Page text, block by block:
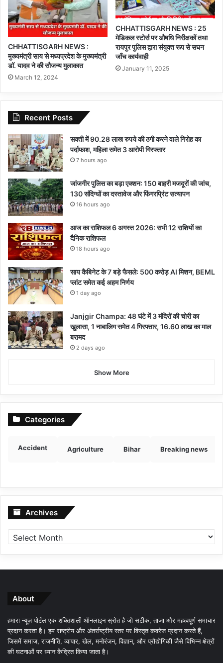
CHHATTISGARH NEWS :
मुख्यमंत्री साय से मध्यप्रदेश के मुख्यमंत्री
डॉ. यादव ने की सौजन्य मुलाकात
March 12, 2024
CHHATTISGARH NEWS : 25
मेडिकल स्टोर्स पर औषधि निरीक्षकों तथा
रायपुर पुलिस द्वारा संयुक्त रूप से सघन
जाँच कार्यवाही
January 11, 2025
Recent Posts
सक्ती में 90.28 लाख रुपये की ठगी करने वाले गिरोह का
पर्दाफाश, महिला समेत 3 आरोपी गिरफ्तार
7 hours ago
जांजगीर पुलिस का बड़ा एक्शन: 150 बाहरी मजदूरों की जांच,
130 संदिग्धों का दस्तावेज और फिंगरप्रिंट सत्यापन
16 hours ago
आज का राशिफल 6 अगस्त 2026: सभी 12 राशियों का
दैनिक राशिफल
18 hours ago
साय कैबिनेट के 7 बड़े फैसले: 500 करोड़ AI मिशन, BEML
प्लांट समेत कई अहम निर्णय
1 day ago
Janjgir Champa: 48 घंटे में 3 मंदिरों की चोरी का
खुलासा, 1 नाबालिग समेत 4 गिरफ्तार, 16.60 लाख का माल
बरामद
2 days ago
Show More
Categories
Accident Agriculture Bihar Breaking news
Archives Archives
About
हमारा न्यूज़ पोर्टल एक शक्तिशाली ऑनलाइन स्रोत है जो सटीक, ताजा और महत्वपूर्ण समाचार
प्रदान करता है। हम राष्ट्रीय और अंतर्राष्ट्रीय स्तर पर विस्तृत कवरेज प्रदान करते हैं,
जिसमें समाज, राजनीति, व्यापार, खेल, मनोरंजन, विज्ञान, और प्रौद्योगिकी जैसे विभिन्न क्षेत्रों
की घटनाओं पर ध्यान केंद्रित किया जाता है।